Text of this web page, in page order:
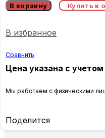
В корзину Купить в
В избранное
Сравнить
Цена указана с
Мы работаем с физическими
Поделится